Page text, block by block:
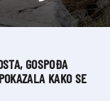
GOSPOĐA
KAKO SE